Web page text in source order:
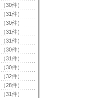
（30件）
（31件）
（30件）
（31件）
（31件）
（30件）
（31件）
（30件）
（32件）
（28件）
（31件）